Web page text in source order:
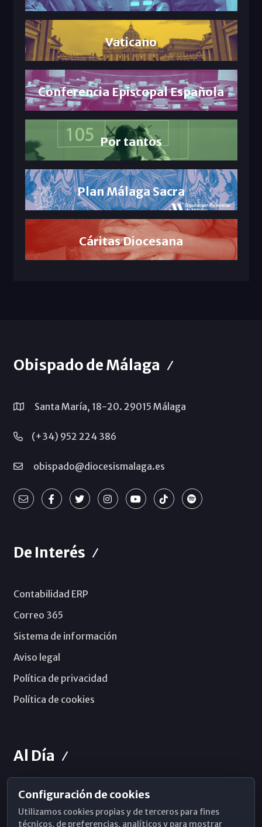
Vaticano
Conferencia Episcopal Española
Por tantos
Plan Málaga Sacra
Cáritas Diocesana
Obispado de Málaga
Santa María, 18-20. 29015 Málaga
(+34) 952 224 386
obispado@diocesismalaga.es
De Interés
Contabilidad ERP
Correo 365
Sistema de información
Aviso legal
Política de privacidad
Política de cookies
Al Día
Horarios de Misa
Hemeroteca
Configuración de cookies
Utilizamos cookies propias y de terceros para fines
técnicos, de preferencias, analíticos y para mostrar